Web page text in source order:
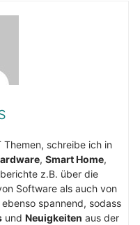
schreibe ich in
, Smart Home,
z.B. über die
Software als auch von
ebenso spannend, sodass
und Neuigkeiten aus der